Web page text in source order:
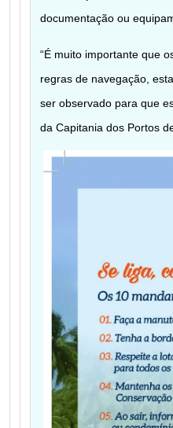
documentação ou
“É muito importante que
regras de navegação,
ser observado para que
da Capitania dos Portos